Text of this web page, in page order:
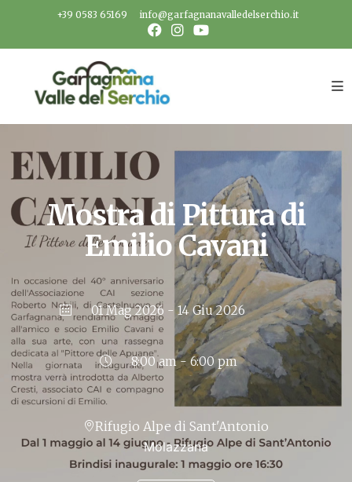
+39 0583 65169 info@garfagnanavalledelserchio.it
Mostra di Pittura di
Emilio Cavani
01 Mag 2026 - 14 Giu 2026
8:00 am - 6:00 pm
Rifugio Alpe di Sant'Antonio
Molazzana